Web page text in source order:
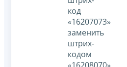
код
«16207073»
заменить
штрих-
кодом
«16208070»,